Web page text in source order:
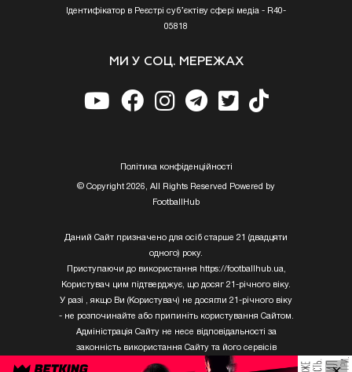
Ідентифікатор в Реєстрі суб’єктіву сфері медіа - R40-
05818
МИ У СОЦ. МЕРЕЖАХ
Полiтика конфiденцiйностi
© Copyright 2026, All Rights Reserved Powered by
FootballHub
Даний Сайт призначено для осіб старше 21 (двадцяти
одного) року.
Приступаючи до використання https://footballhub.ua,
Користувач цим підтверджує, що досяг 21-річного віку.
У разі , якщо Ви (Користувач) не досягли 21-річного віку
- не розпочинайте або припиніть користування Сайтом.
Адміністрація Сайту не несе відповідальності за
законність використання Сайту та його сервісів
Користувачем, який не досяг 21-річного віку.